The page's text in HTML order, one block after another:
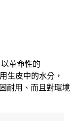
革命性的
生皮中的水分，
耐用、而且對環境